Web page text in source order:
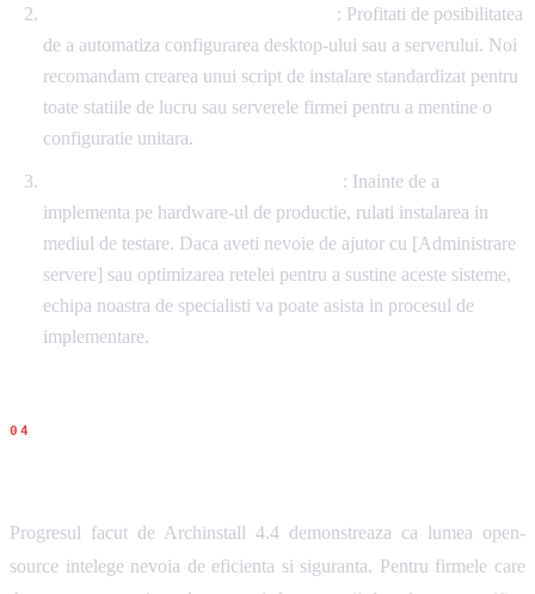
: Profitati de posibilitatea
de a automatiza configurarea desktop-ului sau a serverului. Noi
recomandam crearea unui script de instalare standardizat pentru
toate statiile de lucru sau serverele firmei pentru a mentine o
configuratie unitara.
: Inainte de a
implementa pe hardware-ul de productie, rulati instalarea in
mediul de testare. Daca aveti nevoie de ajutor cu [Administrare
servere] sau optimizarea retelei pentru a sustine aceste sisteme,
echipa noastra de specialisti va poate asista in procesul de
implementare.
Progresul facut de Archinstall 4.4 demonstreaza ca lumea open-
source intelege nevoia de eficienta si siguranta. Pentru firmele care